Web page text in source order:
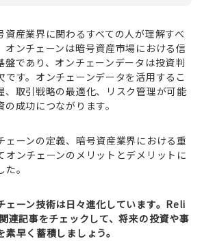
資産業界に関わるすべての人が理解すべ
オンチェーンは暗号資産市場における信
盤であり、オンチェーンデータは投資判
です。オンチェーンデータを活用するこ
、取引戦略の最適化、リスク管理が可能
成功につながります。
ェーンの定義、暗号資産業界における重
オンチェーンのメリットとデメリットに
。
ェーン技術は日々進化しています。Reli
連記事をチェックして、将来の投資や事
早く蓄積しましょう。